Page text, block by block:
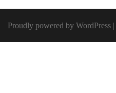
Proudly powered by WordPress |